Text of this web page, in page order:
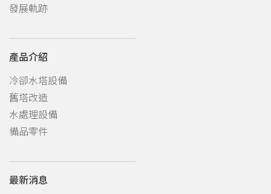
發展軌跡
產品介紹
冷卻水塔設備
舊塔改造
水處理設備
備品零件
最新消息